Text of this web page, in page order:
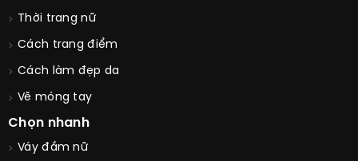
Thời trang nữ
Cách trang điểm
Cách làm đẹp da
Vẽ móng tay
Chọn nhanh
Váy đầm nữ